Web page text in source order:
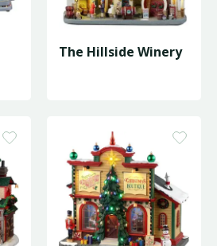
The Hillside Winery